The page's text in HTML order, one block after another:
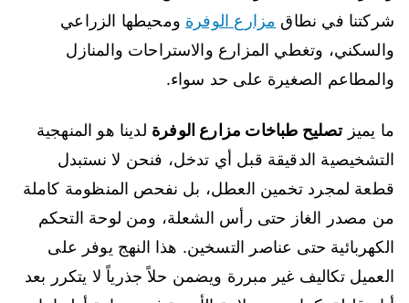
شركتنا في نطاق مزارع الوفرة ومحيطها الزراعي
والسكني، وتغطي المزارع والاستراحات والمنازل
والمطاعم الصغيرة على حد سواء.
ما يميزتصليح طباخات مزارع الوفرة لدينا هو المنهجية
التشخيصية الدقيقة قبل أي تدخل، فنحن لا نستبدل
قطعة لمجرد تخمين العطل، بل نفحص المنظومة كاملة
من مصدر الغاز حتى رأس الشعلة، ومن لوحة التحكم
الكهربائية حتى عناصر التسخين. هذا النهج يوفر على
العميل تكاليف غير مبررة ويضمن حلاً جذرياً لا يتكرر بعد